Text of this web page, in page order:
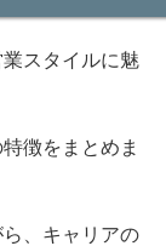
スタイルに魅
徴をまとめま
、キャリアの